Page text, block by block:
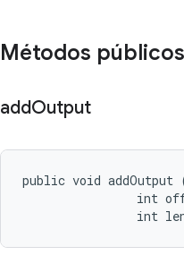
Métodos públicos
addOutput
public void
int
int